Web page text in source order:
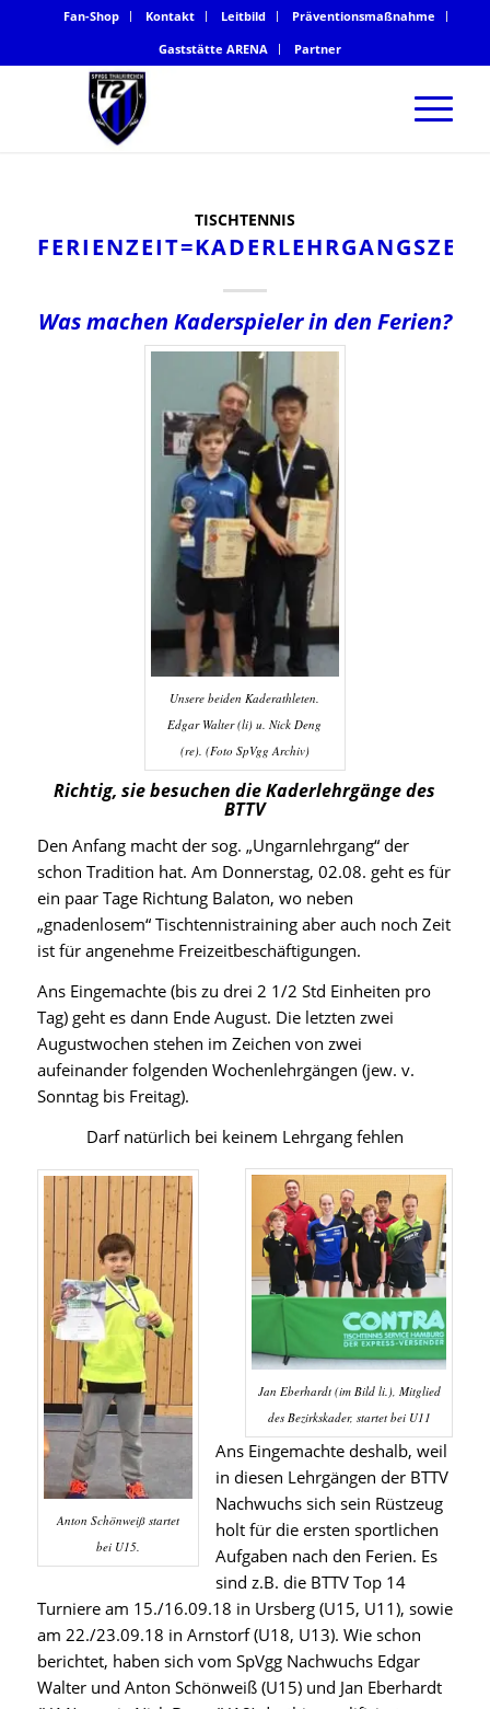
Fan-Shop Kontakt Leitbild
Präventionsmaßnahme
Gaststätte ARENA
Partner
TISCHTENNIS
FERIENZEIT=KADERLEHRGANGSZEIT
Was machen Kaderspieler in den Ferien?
Unsere beiden Kaderathleten.
Edgar Walter (li) u. Nick Deng
(re). (Foto SpVgg Archiv)
Richtig, sie besuchen die Kaderlehrgänge des
BTTV
Den Anfang macht der sog. „Ungarnlehrgang“ der
schon Tradition hat. Am Donnerstag, 02.08. geht es für
ein paar Tage Richtung Balaton, wo neben
„gnadenlosem“ Tischtennistraining aber auch noch Zeit
ist für angenehme Freizeitbeschäftigungen.
Ans Eingemachte (bis zu drei 2 1/2 Std Einheiten pro
Tag) geht es dann Ende August. Die letzten zwei
Augustwochen stehen im Zeichen von zwei
aufeinander folgenden Wochenlehrgängen (jew. v.
Sonntag bis Freitag).
Darf natürlich bei keinem Lehrgang fehlen
Jan Eberhardt (im Bild li.), Mitglied
des Bezirkskader, startet bei U11
Anton Schönweiß startet
bei U15.
Ans Eingemachte deshalb, weil
in diesen Lehrgängen der BTTV
Nachwuchs sich sein Rüstzeug
holt für die ersten sportlichen
Aufgaben nach den Ferien. Es
sind z.B. die BTTV Top 14
Turniere am 15./16.09.18 in Ursberg (U15, U11), sowie
am 22./23.09.18 in Arnstorf (U18, U13). Wie schon
berichtet, haben sich vom SpVgg Nachwuchs Edgar
Walter und Anton Schönweiß (U15) und Jan Eberhardt